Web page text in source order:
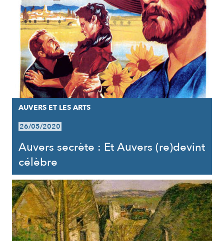
AUVERS ET LES ARTS
26/05/2020
Auvers secrète : Et Auvers (re)devint
célèbre